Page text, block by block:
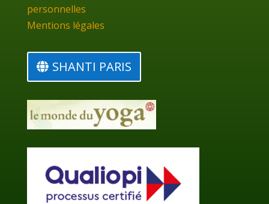
personnelles
Mentions légales
SHANTI PARIS